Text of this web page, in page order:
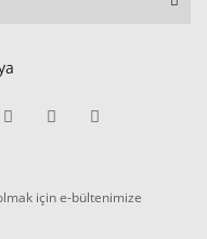
için e-bültenimize